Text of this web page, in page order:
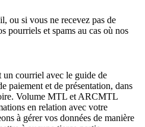
ou si vous ne recevez pas de
pourriels et spams au cas où nos
un courriel avec le guide de
paiement et de présentation, dans
Volume MTL et ARCMTL
en relation avec votre
à gérer vos données de manière